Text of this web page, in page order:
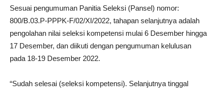
Sesuai pengumuman Panitia Seleksi (Pansel) nomor:
800/B.03.P-PPPK-F/02/XI/2022, tahapan selanjutnya adalah
pengolahan nilai seleksi kompetensi mulai 6 Desember hingga
17 Desember, dan diikuti dengan pengumuman kelulusan
pada 18-19 Desember 2022.
“Sudah selesai (seleksi kompetensi). Selanjutnya tinggal